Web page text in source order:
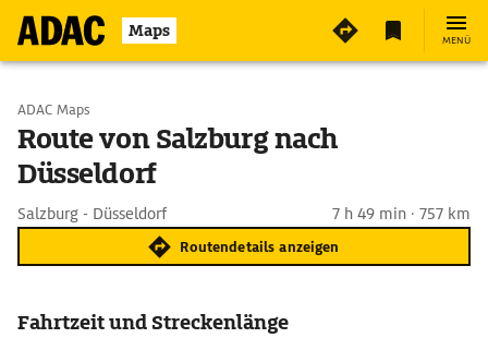
Maps MENÜ
Start wählen
Ziel eingeben
ADAC Maps
Route von Salzburg nach
Düsseldorf
Salzburg - Düsseldorf 7 h 49 min · 757 km
Routendetails anzeigen
Fahrtzeit und Streckenlänge